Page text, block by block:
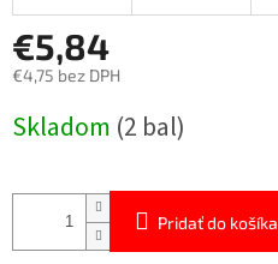
€5,84
€4,75 bez DPH
cena:
Skladom (2 bal)
Pridať do košíka